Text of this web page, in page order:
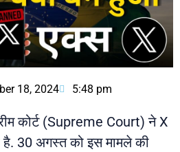
18, 2024 5:48 pm
कोर्ट (Supreme Court) ने X
है. 30 अगस्त को इस मामले की